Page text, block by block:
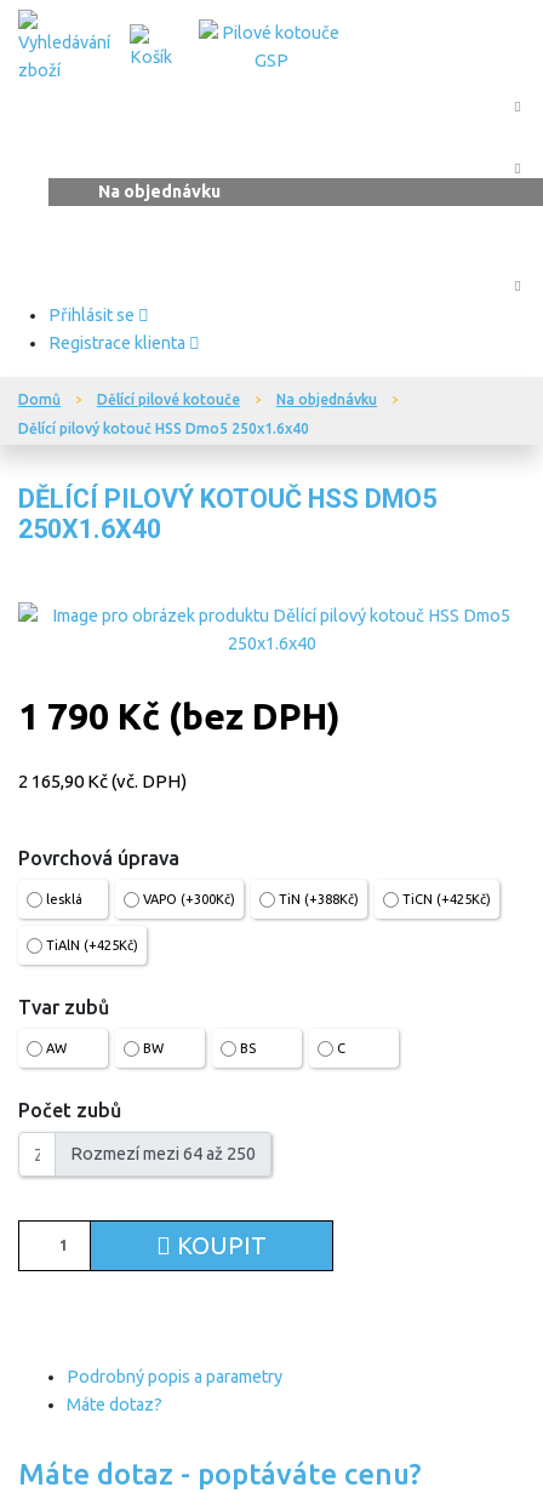
Na objednávku
Přihlásit se
Registrace klienta
Domů Dělící pilové kotouče
Na objednávku
Dělící pilový kotouč HSS Dmo5 250x1.6x40
DĚLÍCÍ PILOVÝ KOTOUČ HSS DMO5
250X1.6X40
1 790 Kč (bez DPH)
2 165,90 Kč (vč. DPH)
Povrchová úprava
lesklá VAPO (+300Kč) TiN (+388Kč) TiCN (+425Kč)
TiAlN (+425Kč)
Tvar zubů
AW BW BS C
Počet zubů
Rozmezí mezi 64 až 250
KOUPIT
Podrobný popis a parametry
Máte dotaz?
Máte dotaz - poptáváte cenu?